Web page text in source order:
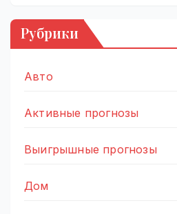
Рубрики
Авто
Активные прогнозы
Выигрышные прогнозы
Дом